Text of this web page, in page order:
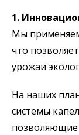
1.
Мы
что
урожаи
На наших
системы
позволяющие